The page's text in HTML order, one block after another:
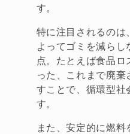
す。
特に注目されるのは
よってゴミを減らし
点。たとえば食品ロ
った、これまで廃
すことで、循環型社
す。
また、安定的に燃